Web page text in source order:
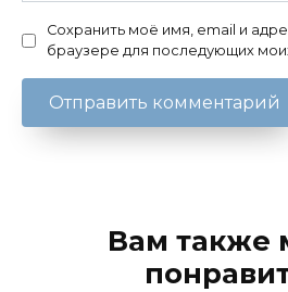
Сохранить моё имя, email и
браузере для последующих
Вам также